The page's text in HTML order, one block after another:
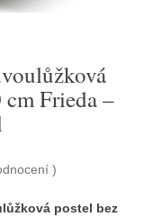
Frieda –
)
postel bez